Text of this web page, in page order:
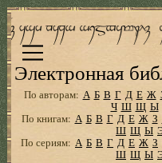
Электронная
По авторам: А Б В Г Д Е Ж
Ч Ш Щ Ы
По книгам: А Б В Г Д Е Ж З
Ш Щ Ы
По сериям: А Б В Г Д Е Ж З
Ш Щ Ы